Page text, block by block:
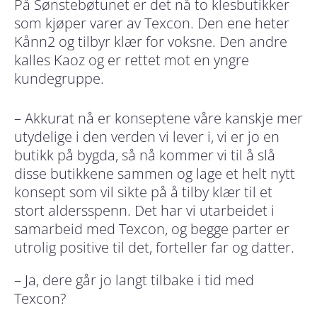
På Sønstebøtunet er det nå to klesbutikker
som kjøper varer av Texcon. Den ene heter
Kånn2 og tilbyr klær for voksne. Den andre
kalles Kaoz og er rettet mot en yngre
kundegruppe.
– Akkurat nå er konseptene våre kanskje mer
utydelige i den verden vi lever i, vi er jo en
butikk på bygda, så nå kommer vi til å slå
disse butikkene sammen og lage et helt nytt
konsept som vil sikte på å tilby klær til et
stort aldersspenn. Det har vi utarbeidet i
samarbeid med Texcon, og begge parter er
utrolig positive til det, forteller far og datter.
– Ja, dere går jo langt tilbake i tid med
Texcon?